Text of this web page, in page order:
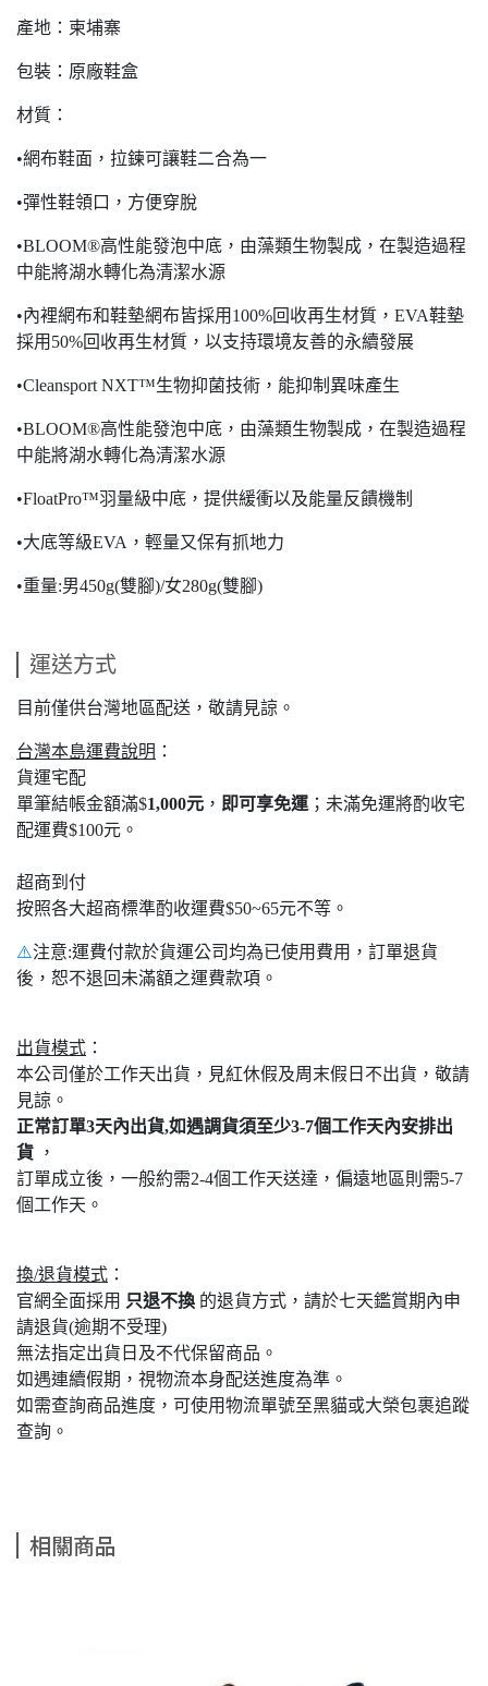
產地：柬埔寨
包裝：原廠鞋盒
材質：
•網布鞋面，拉鍊可讓鞋二合為一
•彈性鞋領口，方便穿脫
•BLOOM®高性能發泡中底，由藻類生物製成，在製造過程
中能將湖水轉化為清潔水源
•內裡網布和鞋墊網布皆採用100%回收再生材質，EVA鞋墊
採用50%回收再生材質，以支持環境友善的永續發展
•Cleansport NXT™生物抑菌技術，能抑制異味產生
•BLOOM®高性能發泡中底，由藻類生物製成，在製造過程
中能將湖水轉化為清潔水源
•FloatPro™羽量級中底，提供緩衝以及能量反饋機制
•大底等級EVA，輕量又保有抓地力
•重量:男450g(雙腳)/女280g(雙腳)
運送方式
目前僅供台灣地區配送，敬請見諒。
台灣本島運費說明 ：
貨運宅配
單筆結帳金額滿$1,000元 ， 即可享免運 ；未滿免運將酌收宅
配運費$100元。
超商到付
按照各大超商標準酌收運費$50~65元不等。
⚠️注意:運費付款於貨運公司均為已使用費用，訂單退貨
後，恕不退回未滿額之運費款項。
出貨模式 ：
本公司僅於工作天出貨，見紅休假及周末假日不出貨，敬請
見諒。
正常訂單3天內出貨,如遇調貨須至少3-7個工作天內安排出
貨 ，
訂單成立後，一般約需2-4個工作天送達，偏遠地區則需5-7
個工作天。
換/退貨模式 ：
官網全面採用 只退不換 的退貨方式，請於七天鑑賞期內申
請退貨(逾期不受理)
無法指定出貨日及不代保留商品。
如遇連續假期，視物流本身配送進度為準。
如需查詢商品進度，可使用物流單號至黑貓或大榮包裹追蹤
查詢。
相關商品